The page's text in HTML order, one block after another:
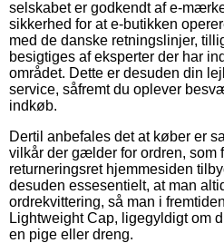
selskabet er godkendt af e-
sikkerhed for at e-butikken
med de danske retningslinjer,
besigtiges af eksperter der har
området. Dette er desuden din
service, såfremt du oplever
indkøb.
Dertil anbefales det at køber er
vilkår der gælder for ordren, som
returneringsret hjemmesiden
desuden essesentielt, at man
ordrekvittering, så man i
Lightweight Cap, ligegyldigt om
en pige eller dreng.